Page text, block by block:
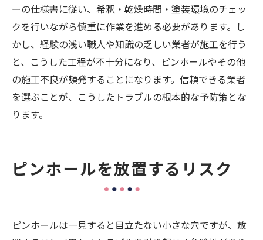
ーの仕様書に従い、希釈・乾燥時間・塗装環境のチェッ
クを行いながら慎重に作業を進める必要があります。し
かし、経験の浅い職人や知識の乏しい業者が施工を行う
と、こうした工程が不十分になり、ピンホールやその他
の施工不良が頻発することになります。信頼できる業者
を選ぶことが、こうしたトラブルの根本的な予防策とな
ります。
ピンホールを放置するリスク
ピンホールは一見すると目立たない小さな穴ですが、放